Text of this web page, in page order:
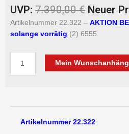
UVP: 7.390,00€
Preis
war:
Neuer
Artikelnummer 22.322 – AKTION
solange vorrätig (2) 6555
meyer
3500
Mein
Artikelnummer 22.322